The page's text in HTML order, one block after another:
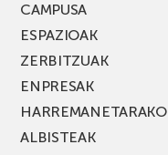
CAMPUSA
ESPAZIOAK
ZERBITZUAK
ENPRESAK
HARREMANETARAKO
ALBISTEAK